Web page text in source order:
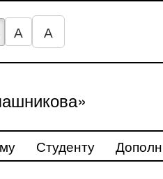
А А
Студенту